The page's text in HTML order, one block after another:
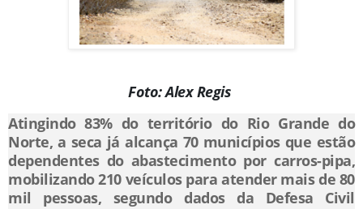
Foto: Alex Regis
Atingindo 83% do território do Rio Grande do
Norte, a seca já alcança 70 municípios que estão
dependentes do abastecimento por carros-pipa,
mobilizando 210 veículos para atender mais de 80
mil pessoas, segundo dados da Defesa Civil